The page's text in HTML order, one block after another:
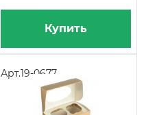
Купить
Арт.19-0677